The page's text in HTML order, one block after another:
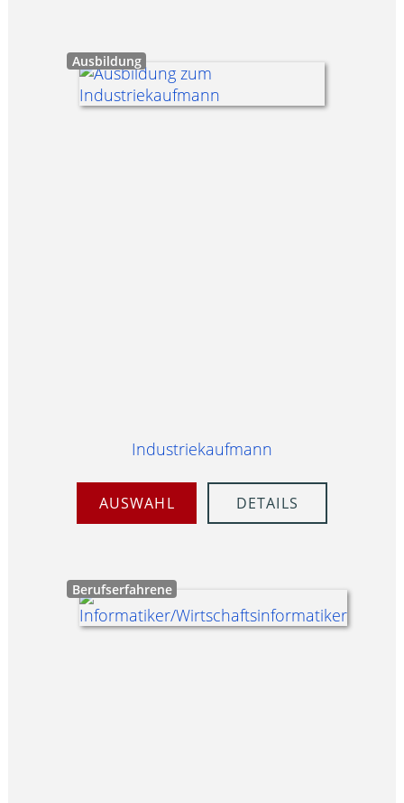
Ausbildung
Industriekaufmann
AUSWAHL DETAILS
Berufserfahrene